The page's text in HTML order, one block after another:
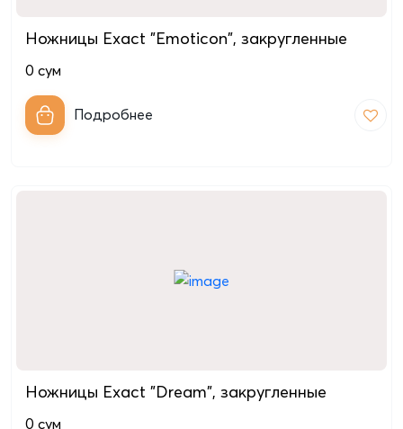
Ножницы Exact "Emoticon", закругленные
0 сум
Подробнее
Ножницы Exact "Dream", закругленные
0 сум